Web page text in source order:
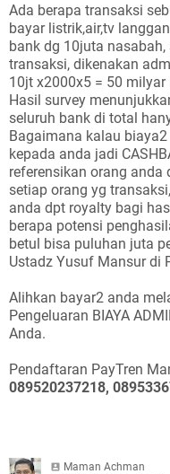
Ada berapa transaksi
bayar listrik,air,tv
bank dg 10juta
transaksi, dikenakan
10jt x2000x5 = 50 milyar
Hasil survey
seluruh bank di total
Bagaimana kalau
kepada anda jadi
referensikan orang
setiap orang yg
anda dpt royalty bagi
berapa potensi
betul bisa puluhan juta
Ustadz Yusuf Mansur di
Alihkan bayar2 anda
Pengeluaran BIAYA
Anda.
Pendaftaran PayTren
089520237218,
Maman Achman